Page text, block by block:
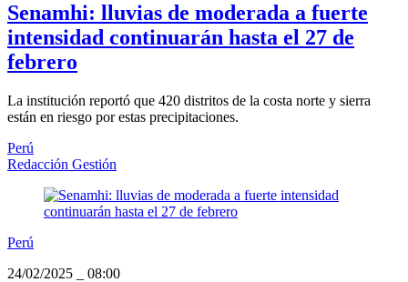
Senamhi: lluvias de moderada a fuerte
intensidad continuarán hasta el 27 de
febrero
La institución reportó que 420 distritos de la costa norte y sierra
están en riesgo por estas precipitaciones.
Perú
Redacción Gestión
Perú
24/02/2025
08:00